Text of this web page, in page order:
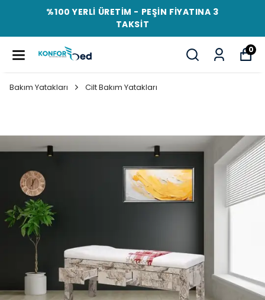
%100 YERLİ ÜRETİM - PEŞİN FİYATINA 3
TAKSİT
0
Bakım Yatakları Cilt Bakım Yatakları